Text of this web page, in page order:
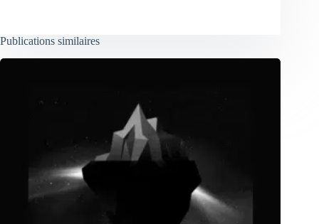
Publications similaires